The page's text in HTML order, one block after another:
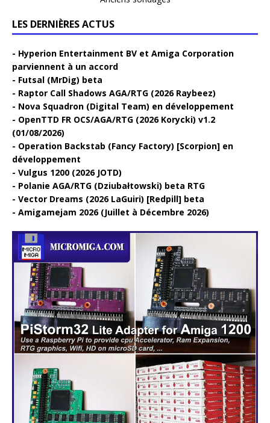
LES DERNIÈRES ACTUS
Hyperion Entertainment BV et Amiga Corporation
parviennent à un accord
Futsal (MrDig) beta
Raptor Call Shadows AGA/RTG (2026 Raybeez)
Nova Squadron (Digital Team) en développement
OpenTTD FR OCS/AGA/RTG (2026 Korycki) v1.2
(01/08/2026)
Operation Backstab (Fancy Factory) [Scorpion] en
développement
Vulgus 1200 (2026 JOTD)
Polanie AGA/RTG (Dziubałtowski) beta RTG
Vector Dreams (2026 LaGuiri) [Redpill] beta
Amigamejam 2026 (Juillet à Décembre 2026)